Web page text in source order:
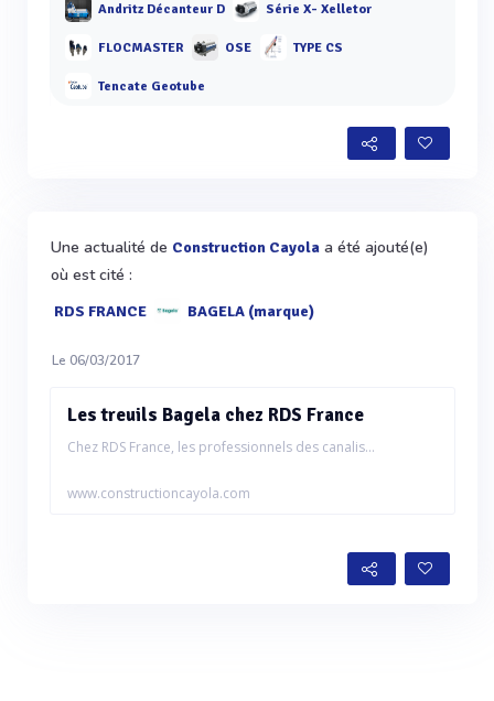
Andritz Décanteur D Série X- Xelletor
FLOCMASTER OSE TYPE CS
Tencate Geotube
Une actualité de Construction Cayola a été ajouté(e)
où est cité :
RDS FRANCE BAGELA (marque)
Le 06/03/2017
Les treuils Bagela chez RDS France
Chez RDS France, les professionnels des canalis...
www.constructioncayola.com